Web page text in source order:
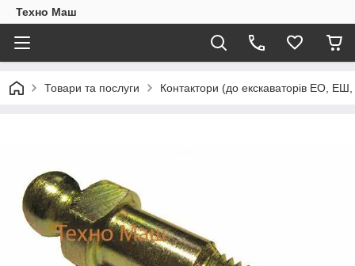
Техно Маш
Товари та послуги Контактори (до екскаваторів ЕО,